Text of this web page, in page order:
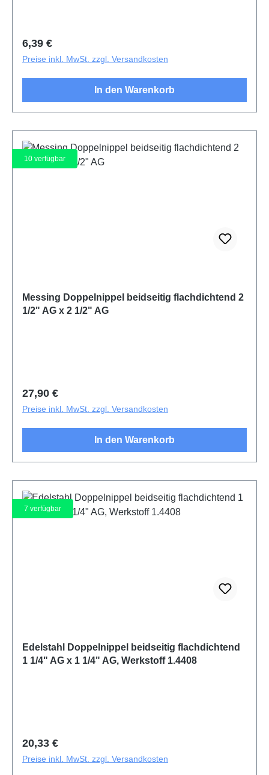
Regulärer Preis:
6,39 €
Preise inkl. MwSt. zzgl. Versandkosten
In den Warenkorb
10 verfügbar
Messing Doppelnippel beidseitig flachdichtend 2
1/2" AG x 2 1/2" AG
Regulärer Preis:
27,90 €
Preise inkl. MwSt. zzgl. Versandkosten
In den Warenkorb
7 verfügbar
Edelstahl Doppelnippel beidseitig flachdichtend
1 1/4" AG x 1 1/4" AG, Werkstoff 1.4408
Regulärer Preis:
20,33 €
Preise inkl. MwSt. zzgl. Versandkosten